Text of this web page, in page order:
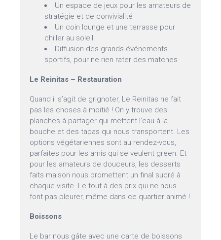
Un espace de jeux pour les amateurs de
stratégie et de convivialité
Un coin lounge et une terrasse pour
chiller au soleil
Diffusion des grands événements
sportifs, pour ne rien rater des matches
Le Reinitas – Restauration
Quand il s’agit de grignoter, Le Reinitas ne fait
pas les choses à moitié ! On y trouve des
planches à partager qui mettent l’eau à la
bouche et des tapas qui nous transportent. Les
options végétariennes sont au rendez-vous,
parfaites pour les amis qui se veulent green. Et
pour les amateurs de douceurs, les desserts
faits maison nous promettent un final sucré à
chaque visite. Le tout à des prix qui ne nous
font pas pleurer, même dans ce quartier animé !
Boissons
Le bar nous gâte avec une carte de boissons